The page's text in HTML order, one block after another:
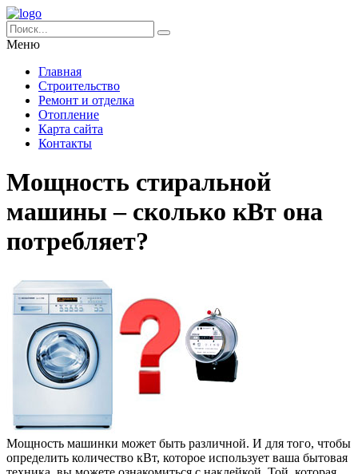
Меню
Главная
Строительство
Ремонт и отделка
Отопление
Карта сайта
Контакты
Мощность стиральной
машины – сколько кВт она
потребляет?
Мощность машинки может быть различной. И для того, чтобы
определить количество кВт, которое использует ваша бытовая